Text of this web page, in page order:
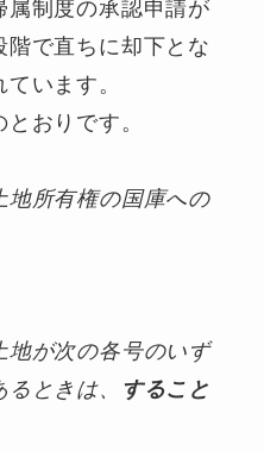
属制度の承認申請が
で直ちに却下とな
います。
おりです。
地所有権の国庫への
地が次の各号のいず
ときは、
すること